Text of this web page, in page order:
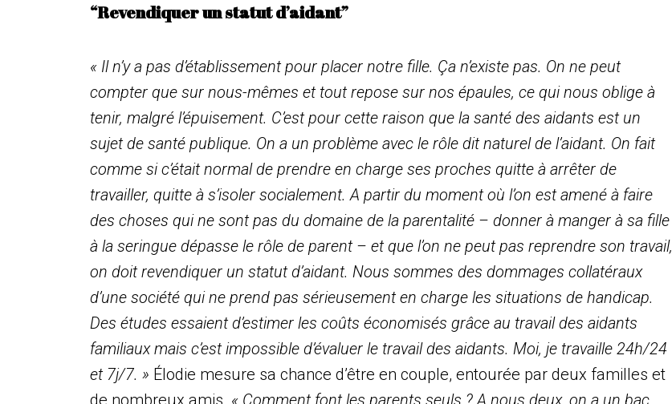
“Revendiquer un statut d’aidant”
« Il n’y a pas d’établissement pour placer notre fille. Ça n’existe pas. On ne peut
compter que sur nous-mêmes et tout repose sur nos épaules, ce qui nous oblige à
tenir, malgré l’épuisement. C’est pour cette raison que la santé des aidants est un
sujet de santé publique. On a un problème avec le rôle dit naturel de l’aidant. On fait
comme si c’était normal de prendre en charge ses proches quitte à arrêter de
travailler, quitte à s’isoler socialement. A partir du moment où l’on est amené à faire
des choses qui ne sont pas du domaine de la parentalité – donner à manger à sa fille
à la seringue dépasse le rôle de parent – et que l’on ne peut pas reprendre son travail,
on doit revendiquer un statut d’aidant. Nous sommes des dommages collatéraux
d’une société qui ne prend pas sérieusement en charge les situations de handicap.
Des études essaient d’estimer les coûts économisés grâce au travail des aidants
familiaux mais c’est impossible d’évaluer le travail des aidants. Moi, je travaille 24h/24
et 7j/7. » Élodie mesure sa chance d’être en couple, entourée par deux familles et
de nombreux amis. « Comment font les parents seuls ? A nous deux, on a un bac